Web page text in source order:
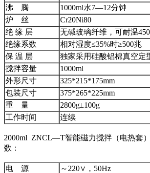
沸 腾
1000ml水7—12分钟
炉 丝
Cr20Ni80
绝 缘 层
无碱玻璃纤维，可耐温
绝缘系数
相对湿度≤35%时≥500兆
保 温 层
独家采用硅酸铝棉真空定
搅拌容量
1000ml
外形尺寸
325*215*175mm
包装尺寸
375*265*225mm
重 量
2800g±100g
工作时间
连续
2000ml ZNCL—T智能磁力搅拌（电热套
数：
电 源
～220∨，50Hz